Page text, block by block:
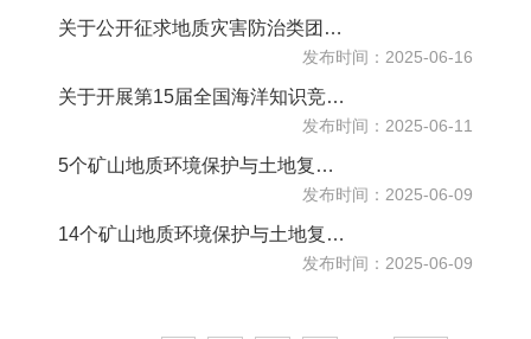
关于公开征求地质灾害防治类团体标准意见的函
发布时间：2025-06-16
关于开展第15届全国海洋知识竞赛活动的通知
发布时间：2025-06-11
5个矿山地质环境保护与土地复垦方案审查结果公示
发布时间：2025-06-09
14个矿山地质环境保护与土地复垦方案通过审查的公告
发布时间：2025-06-09